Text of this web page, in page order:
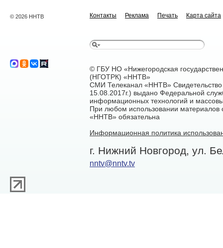
© 2026 ННТВ Контакты Реклама Печать Карта сайта
© ГБУ НО «Нижегородская
(НГОТРК) «ННТВ»
СМИ Телеканал «ННТВ»
15.08.2017г.) выдано Федеральной
информационных технологий и
При любом использовании материалов
«ННТВ» обязательна
Информационная политика
г. Нижний Новгород, ул.
nntv@nntv.tv